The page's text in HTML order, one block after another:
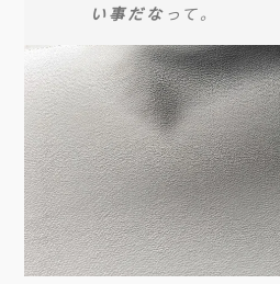
い事だな って。